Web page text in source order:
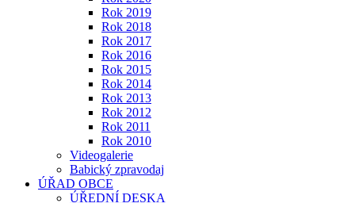
Rok 2019
Rok 2018
Rok 2017
Rok 2016
Rok 2015
Rok 2014
Rok 2013
Rok 2012
Rok 2011
Rok 2010
Videogalerie
Babický zpravodaj
ÚŘAD OBCE
ÚŘEDNÍ DESKA